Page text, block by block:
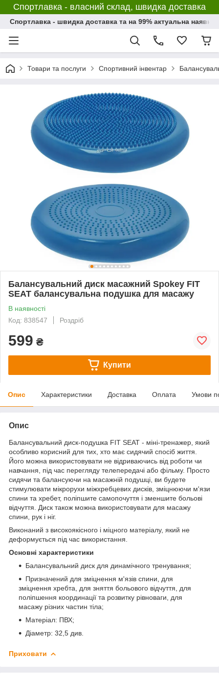
Спортлавка - власний склад, швидка доставка
Спортлавка - швидка доставка та на 99% актуальна
Товари та послуги Спортивний інвентар
Балансувальний диск масажний Spokey FIT
SEAT балансувальна подушка для масажу
В наявності
Код: 838547
Роздріб
599 ₴
Купити
Опис Характеристики Доставка Оплата Умови
Опис
Балансувальний диск-подушка FIT SEAT - міні-тренажер, який
особливо корисний для тих, хто має сидячий спосіб життя.
Його можна використовувати не відриваючись від роботи чи
навчання, під час перегляду телепередачі або фільму. Просто
сидячи та балансуючи на масажній подушці, ви будете
стимулювати мікрорухи міжхребцевих дисків, зміцнюючи м'язи
спини та хребет, поліпшите самопочуття і зменшите больові
відчуття. Диск також можна використовувати для масажу
спини, рук і ніг.
Виконаний з високоякісного і міцного матеріалу, який не
деформується під час використання.
Основні характеристики
Балансувальний диск для динамічного тренування;
Призначений для зміцнення м'язів спини, для
зміцнення хребта, для зняття больового відчуття, для
поліпшення координації та розвитку рівноваги, для
масажу різних частин тіла;
Матеріал: ПВХ;
Діаметр: 32,5 див.
Приховати